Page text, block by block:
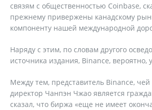
связям с общественностью Coinbase,
прежнему привержены канадскому
компоненту нашей международной
Наряду с этим, по словам другого
источника издания, Binance, вероятно,
Между тем, представитель Binance,
директор Чанпэн Чжао является
сказал, что биржа «еще не имеет